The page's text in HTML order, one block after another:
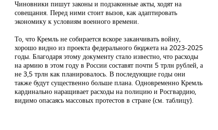
Чиновники пишут законы и подзаконные акты, ходят на
совещания. Перед ними стоит вызов, как адаптировать
экономику к условиям военного времени.
То, что Кремль не собирается вскоре заканчивать войну,
хорошо видно из проекта федерального бюджета на 2023-2025
годы. Благодаря этому документу стало известно, что расходы
на армию в этом году в России составят почти 5 трлн рублей, а
не 3,5 трлн как планировалось. В последующие годы они
также будут существенно больше плана. Одновременно Кремль
кардинально наращивает расходы на полицию и Росгвардию,
видимо опасаясь массовых протестов в стране (см. таблицу).